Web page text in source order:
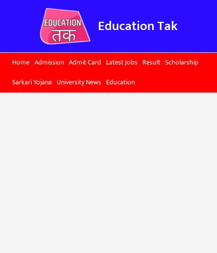
Education Tak
Home Admission Admit Card Latest Jobs Result Scholarship
Sarkari Yojana University News Education